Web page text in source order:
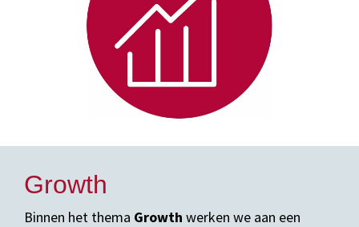
Growth
Binnen het thema Growth werken we aan een